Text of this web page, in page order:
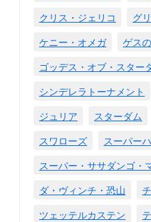
クリス・ジェリコ
グ
ケニー・オメガ
ゲス
ゴッデス・オブ・スター
シンデレラトーナメント
ジュリア
スターダム
スワローズ
スーパー
スーパー・ササダンゴ・
ダ・ヴィンチ・恐山
ツェッテルカステン